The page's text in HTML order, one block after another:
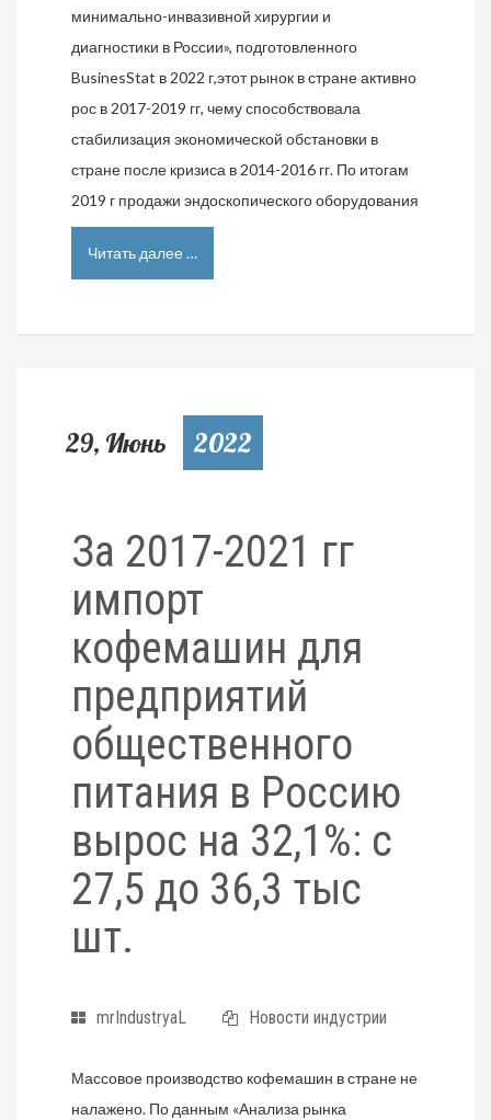
минимально-инвазивной хирургии и
диагностики в России», подготовленного
BusinesStat в 2022 г,этот рынок в стране активно
рос в 2017-2019 гг, чему способствовала
стабилизация экономической обстановки в
стране после кризиса в 2014-2016 гг. По итогам
2019 г продажи эндоскопического оборудования
Читать далее …
29, Июнь 2022
За 2017-2021 гг
импорт
кофемашин для
предприятий
общественного
питания в Россию
вырос на 32,1%: с
27,5 до 36,3 тыс
шт.
mrIndustryaL Новости индустрии
Массовое производство кофемашин в стране не
налажено. По данным «Анализа рынка